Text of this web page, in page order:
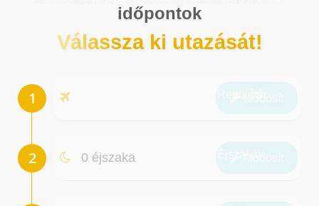
időpontok
Válassza ki utazását!
0 éjszaka